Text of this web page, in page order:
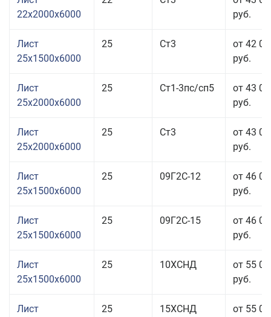
22x2000x6000
руб.
Лист
25x1500x6000
25 Ст3
от 42
руб.
Лист
25x2000x6000
25 Ст1-3пс/сп5
от 43
руб.
Лист
25x2000x6000
25 Ст3
от 43
руб.
Лист
25x1500x6000
25 09Г2С-12
от 46
руб.
Лист
25x1500x6000
25 09Г2С-15
от 46
руб.
Лист
25x1500x6000
25 10ХСНД
от 55
руб.
Лист
25 15ХСНД
от 55